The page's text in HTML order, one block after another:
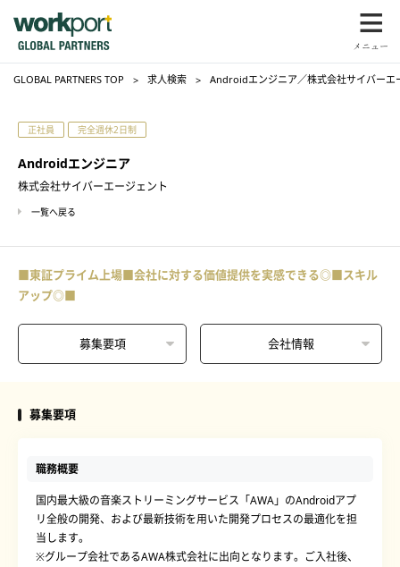
GLOBAL PARTNERS TOP 求人検索 Androidエンジニア／株式会社サイバーエ
正社員 完全週休2日制
Androidエンジニア
株式会社サイバーエージェント
一覧へ戻る
■東証プライム上場■会社に対する価値提供を実感できる◎■スキル
アップ◎■
募集要項 会社情報
募集要項
職務概要
国内最大級の音楽ストリーミングサービス「AWA」のAndroidアプ
リ全般の開発、および最新技術を用いた開発プロセスの最適化を担
当します。
※グループ会社であるAWA株式会社に出向となります。ご入社後、